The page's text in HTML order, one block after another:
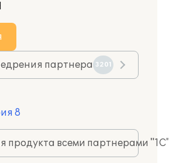
партнера 3201
8
продукта всеми партнерами